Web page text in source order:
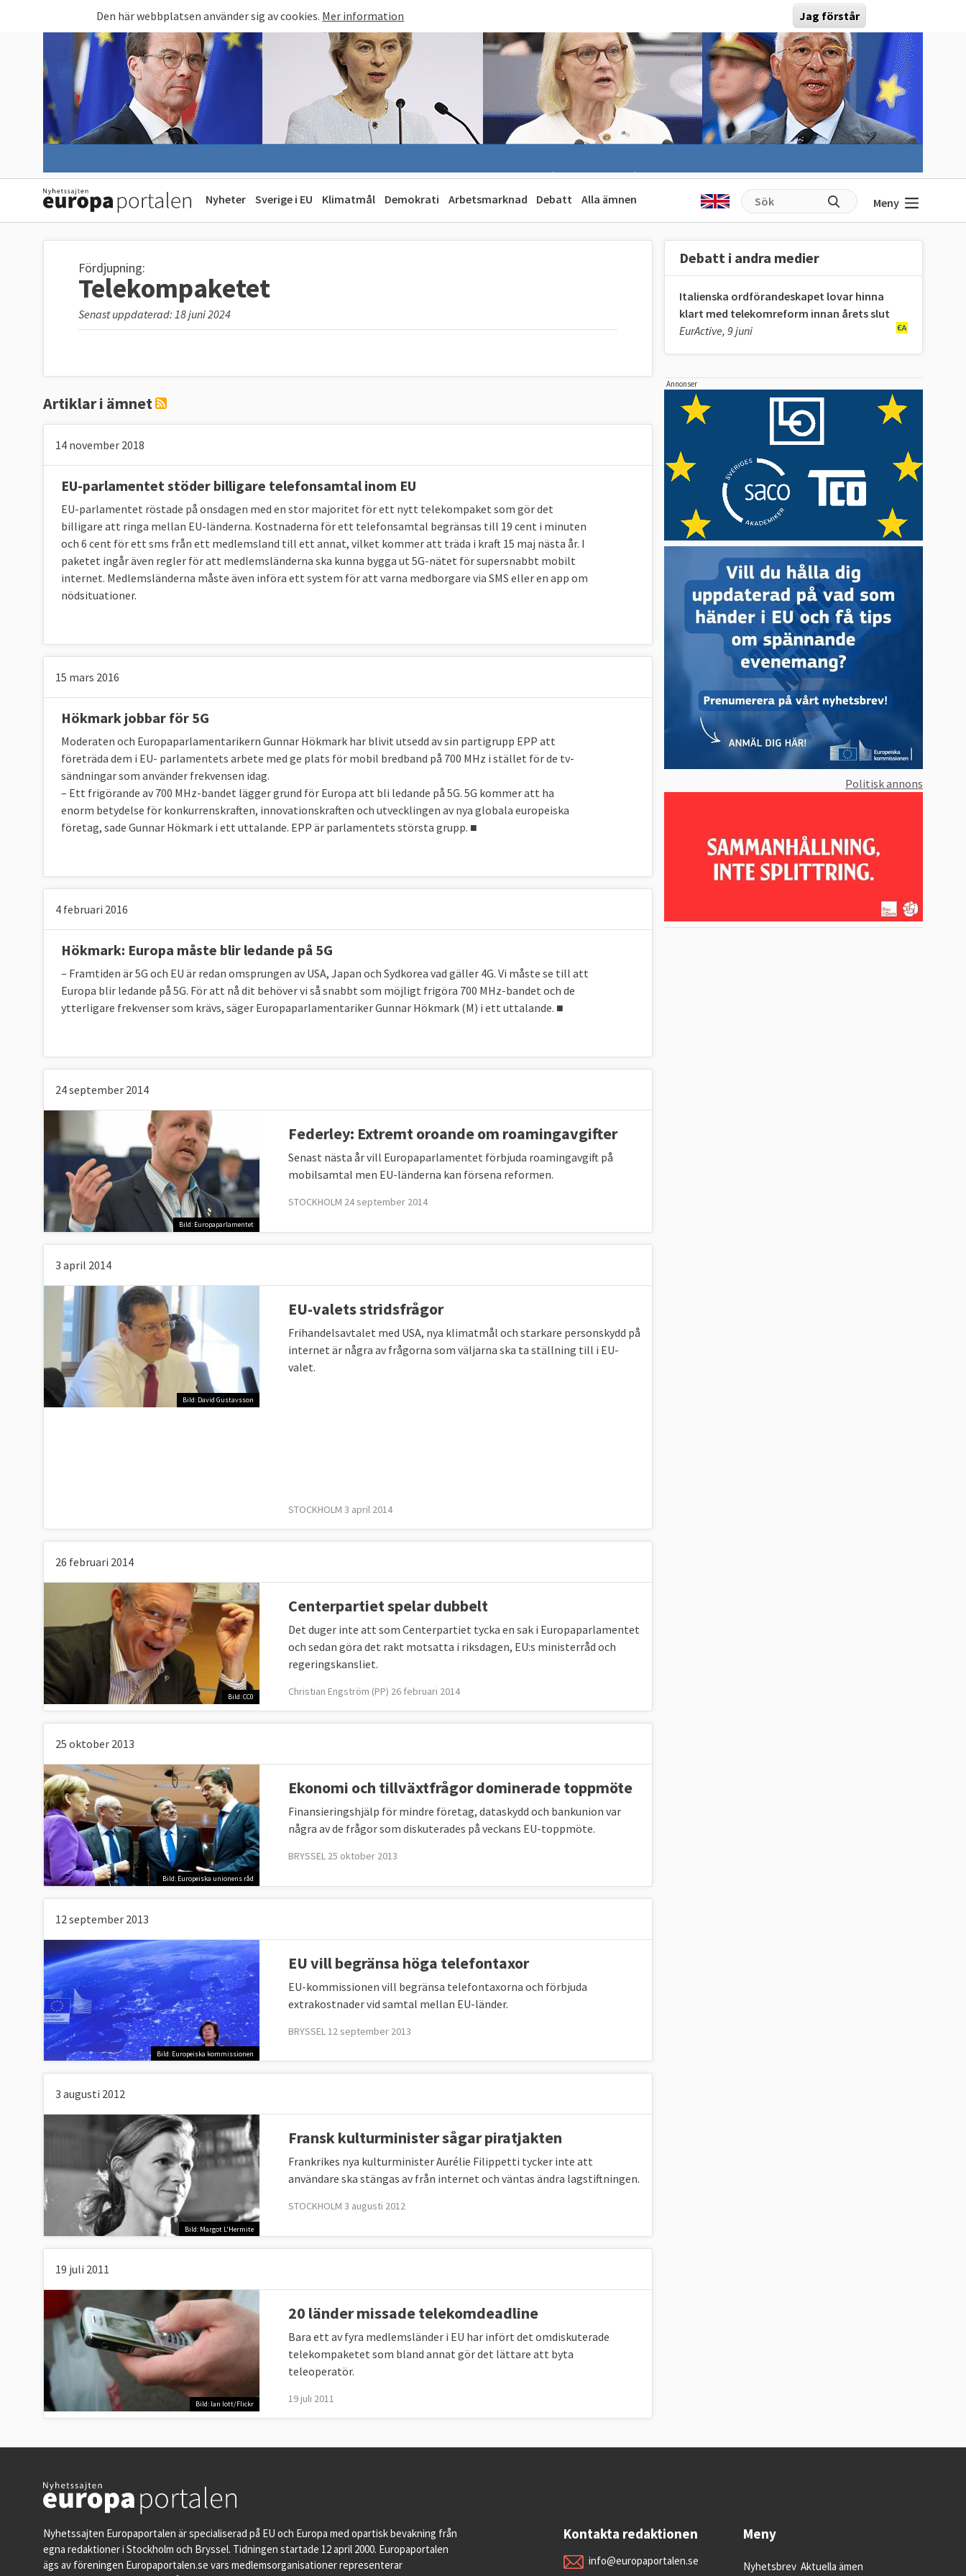
Den här webbplatsen använder sig av cookies. Mer information Jag förstår
Nyheter Sverige i EU Klimatmål Demokrati Arbetsmarknad Debatt Alla ämnen Meny
Fördjupning:
Telekompaketet
Senast uppdaterad: 18 juni 2024
Artiklar i ämnet
14 november 2018
EU-parlamentet stöder billigare telefonsamtal inom EU
EU-parlamentet röstade på onsdagen med en stor majoritet för ett nytt telekompaket som gör det
billigare att ringa mellan EU-länderna. Kostnaderna för ett telefonsamtal begränsas till 19 cent i minuten
och 6 cent för ett sms från ett medlemsland till ett annat, vilket kommer att träda i kraft 15 maj nästa år. I
paketet ingår även regler för att medlemsländerna ska kunna bygga ut 5G-nätet för supersnabbt mobilt
internet. Medlemsländerna måste även införa ett system för att varna medborgare via SMS eller en app om
nödsituationer.
15 mars 2016
Hökmark jobbar för 5G
Moderaten och Europaparlamentarikern Gunnar Hökmark har blivit utsedd av sin partigrupp EPP att
företräda dem i EU- parlamentets arbete med ge plats för mobil bredband på 700 MHz i stället för de tv-
sändningar som använder frekvensen idag.
– Ett frigörande av 700 MHz-bandet lägger grund för Europa att bli ledande på 5G. 5G kommer att ha
enorm betydelse för konkurrenskraften, innovationskraften och utvecklingen av nya globala europeiska
företag, sade Gunnar Hökmark i ett uttalande. EPP är parlamentets största grupp. ■
4 februari 2016
Hökmark: Europa måste blir ledande på 5G
– Framtiden är 5G och EU är redan omsprungen av USA, Japan och Sydkorea vad gäller 4G. Vi måste se till att
Europa blir ledande på 5G. För att nå dit behöver vi så snabbt som möjligt frigöra 700 MHz-bandet och de
ytterligare frekvenser som krävs, säger Europaparlamentariker Gunnar Hökmark (M) i ett uttalande. ■
24 september 2014
Bild: Europaparlamentet
Federley: Extremt oroande om roamingavgifter
Senast nästa år vill Europaparlamentet förbjuda roamingavgift på
mobilsamtal men EU-länderna kan försena reformen.
STOCKHOLM 24 september 2014
3 april 2014
Bild: David Gustavsson
EU-valets stridsfrågor
Frihandelsavtalet med USA, nya klimatmål och starkare personskydd på
internet är några av frågorna som väljarna ska ta ställning till i EU-
valet.
STOCKHOLM 3 april 2014
26 februari 2014
Bild: CC0
Centerpartiet spelar dubbelt
Det duger inte att som Centerpartiet tycka en sak i Europaparlamentet
och sedan göra det rakt motsatta i riksdagen, EU:s ministerråd och
regeringskansliet.
Christian Engström (PP) 26 februari 2014
25 oktober 2013
Bild: Europeiska unionens råd
Ekonomi och tillväxtfrågor dominerade toppmöte
Finansieringshjälp för mindre företag, dataskydd och bankunion var
några av de frågor som diskuterades på veckans EU-toppmöte.
BRYSSEL 25 oktober 2013
12 september 2013
Bild: Europeiska kommissionen
EU vill begränsa höga telefontaxor
EU-kommissionen vill begränsa telefontaxorna och förbjuda
extrakostnader vid samtal mellan EU-länder.
BRYSSEL 12 september 2013
3 augusti 2012
Bild: Margot L'Hermite
Fransk kulturminister sågar piratjakten
Frankrikes nya kulturminister Aurélie Filippetti tycker inte att
användare ska stängas av från internet och väntas ändra lagstiftningen.
STOCKHOLM 3 augusti 2012
19 juli 2011
Bild: Ian Iott/Flickr
20 länder missade telekomdeadline
Bara ett av fyra medlemsländer i EU har infört det omdiskuterade
telekompaketet som bland annat gör det lättare att byta
teleoperatör.
19 juli 2011
Debatt i andra medier
Italienska ordförandeskapet lovar hinna
klart med telekomreform innan årets slut
EurActive, 9 juni
Annonser
Politisk annons
Nyhetssajten Europaportalen är specialiserad på EU och Europa med opartisk bevakning från
egna redaktioner i Stockholm och Bryssel. Tidningen startade 12 april 2000. Europaportalen
ägs av föreningen Europaportalen.se vars medlemsorganisationer representerar
Kontakta redaktionen
info@europaportalen.se
Meny
Nyhetsbrev Aktuella ämen